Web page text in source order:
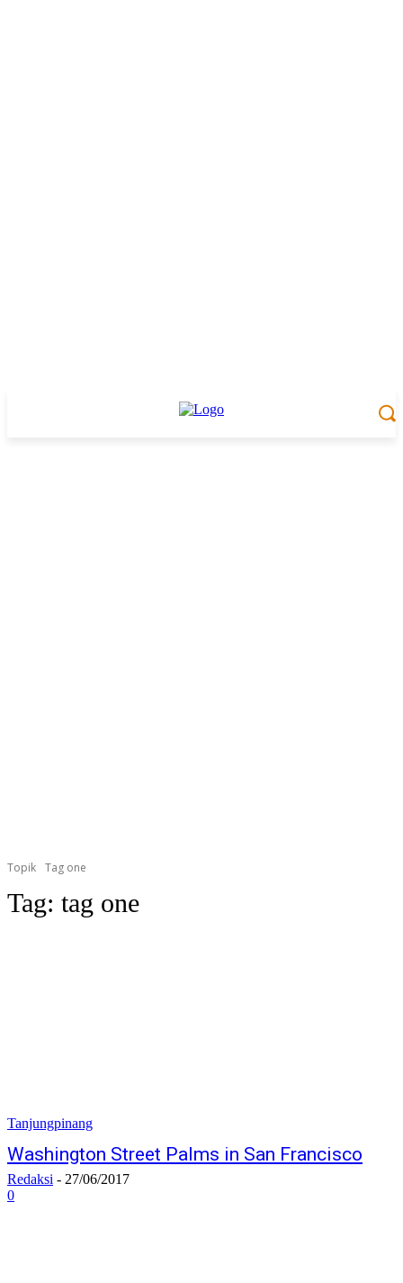
Topik Tag one
Tag: tag one
Tanjungpinang
Washington Street Palms in San Francisco
Redaksi - 27/06/2017
0